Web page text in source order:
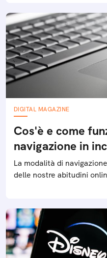
DIGITAL MAGAZINE
Cos'è e come
navigazione in
La modalità di
delle nostre abitudini